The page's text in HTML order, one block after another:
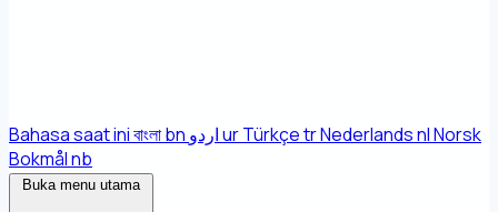
Bahasa saat iniবাংলাbn اردوurTürkçetrNederlandsnlNorsk
Bokmålnb
Buka menu utama